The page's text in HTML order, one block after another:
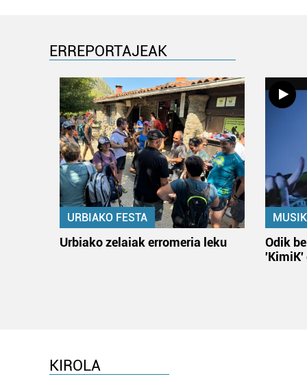
ERREPORTAJEAK
URBIAKO FESTA
Urbiako zelaiak erromeria leku
Odik
'KimiK'
KIROLA